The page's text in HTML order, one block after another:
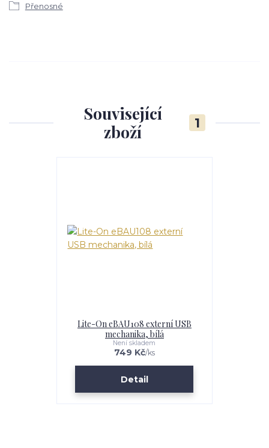
Přenosné
Související
zboží
1
Lite-On eBAU108 externí USB
mechanika, bílá
749 Kč/ks
Není skladem
Detail